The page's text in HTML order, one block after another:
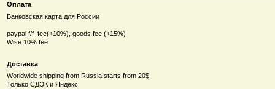
Оплата
Банковская карта для России
paypal f/f fee(+10%), goods fee (+15%)
Wise 10% fee
Доставка
Worldwide shipping from Russia starts from 20$
Только СДЭК и Яндекс